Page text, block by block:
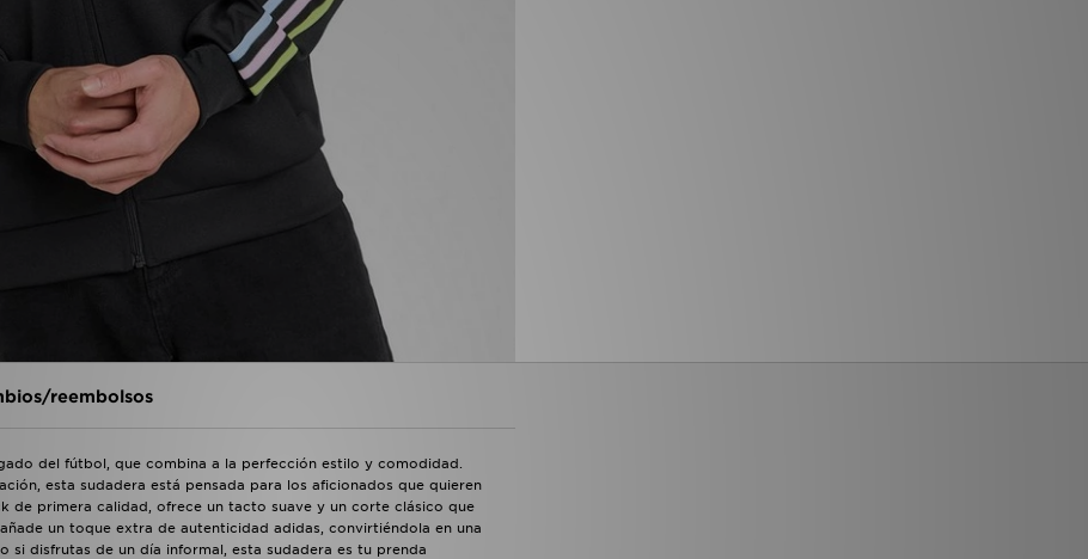
reembolsos
del fútbol, que combina a la perfección estilo y comodidad.
esta sudadera está pensada para los aficionados que quieren
de primera calidad, ofrece un tacto suave y un corte clásico que
un toque extra de autenticidad adidas, convirtiéndola en una
si disfrutas de un día informal, esta sudadera es tu prenda